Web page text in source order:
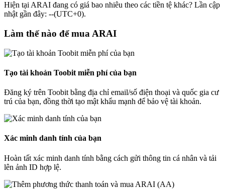
Hiện tại ARAI đang có giá bao nhiêu theo các tiền tệ khác? Lần cập
nhật gần đây: --(UTC+0).
Làm thế nào để mua ARAI
Tạo tài khoản Toobit miễn phí của bạn
Đăng ký trên Toobit bằng địa chỉ email/số điện thoại và quốc gia cư
trú của bạn, đồng thời tạo mật khẩu mạnh để bảo vệ tài khoản.
Xác minh danh tính của bạn
Hoàn tất xác minh danh tính bằng cách gửi thông tin cá nhân và tải
lên ảnh ID hợp lệ.